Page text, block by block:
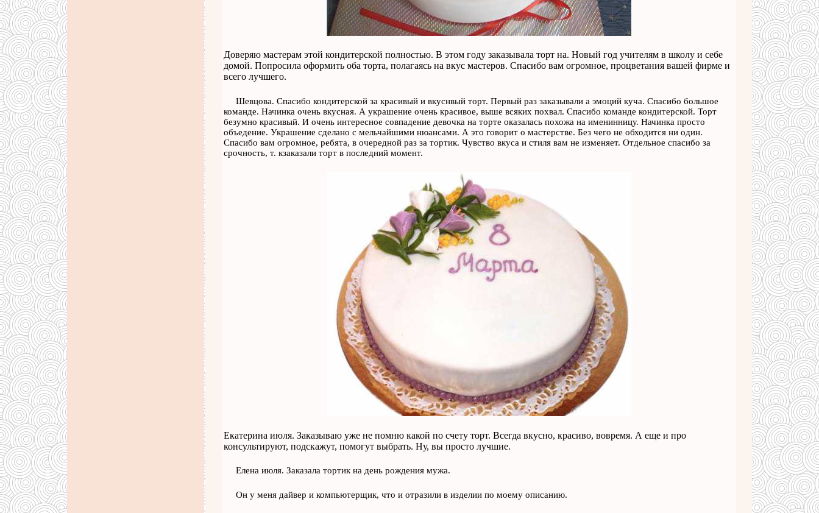
Доверяю мастерам этой кондитерской полностью. В этом году заказывала торт на. Новый год учителям в школу и себе
домой. Попросила оформить оба торта, полагаясь на вкус мастеров. Спасибо вам огромное, процветания вашей фирме и
всего лучшего.
Шевцова. Спасибо кондитерской за красивый и вкуснвый торт. Первый раз заказывали а эмоций куча. Спасибо большое
команде. Начинка очень вкусная. А украшение очень красивое, выше всяких похвал. Спасибо команде кондитерской. Торт
безумно красивый. И очень интересное совпадение девочка на торте оказалась похожа на именинницу. Начинка просто
объедение. Украшение сделано с мельчайшими нюансами. А это говорит о мастерстве. Без чего не обходится ни один.
Спасибо вам огромное, ребята, в очередной раз за тортик. Чувство вкуса и стиля вам не изменяет. Отдельное спасибо за
срочность, т. кзаказали торт в последний момент.
Екатерина июля. Заказываю уже не помню какой по счету торт. Всегда вкусно, красиво, вовремя. А еще и про
консультируют, подскажут, помогут выбрать. Ну, вы просто лучшие.
Елена июля. Заказала тортик на день рождения мужа.
Он у меня дайвер и компьютерщик, что и отразили в изделии по моему описанию.